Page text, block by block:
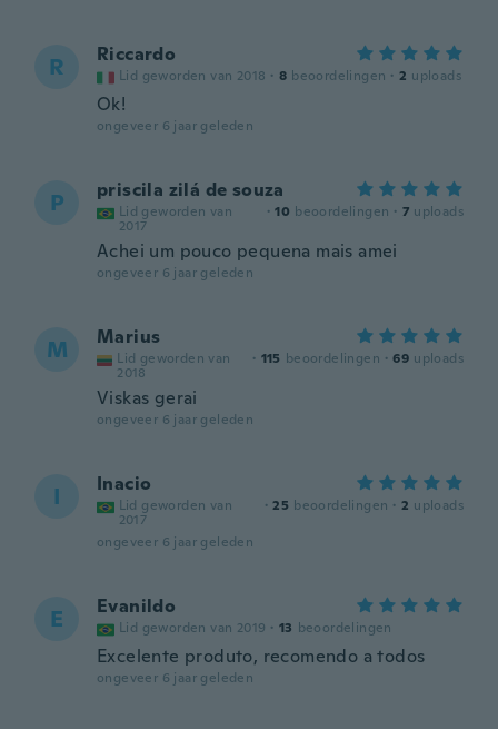
R Riccardo
Lid geworden van 2018 · 8 beoordelingen · 2 uploads
Ok!
ongeveer 6 jaar geleden
P priscila zilá de souza
Lid geworden van
2017
· 10 beoordelingen · 7 uploads
Achei um pouco pequena mais amei
ongeveer 6 jaar geleden
M Marius
Lid geworden van
2018
· 115 beoordelingen · 69 uploads
Viskas gerai
ongeveer 6 jaar geleden
I Inacio
Lid geworden van
2017
· 25 beoordelingen · 2 uploads
ongeveer 6 jaar geleden
E Evanildo
Lid geworden van 2019 · 13 beoordelingen
Excelente produto, recomendo a todos
ongeveer 6 jaar geleden